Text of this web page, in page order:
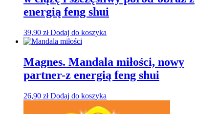
energią feng shui
39,90 zł Dodaj do koszyka
Magnes. Mandala miłości, nowy
partner-z energią feng shui
26,90 zł Dodaj do koszyka